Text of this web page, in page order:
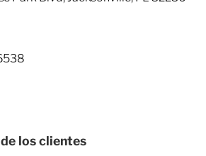
los clientes